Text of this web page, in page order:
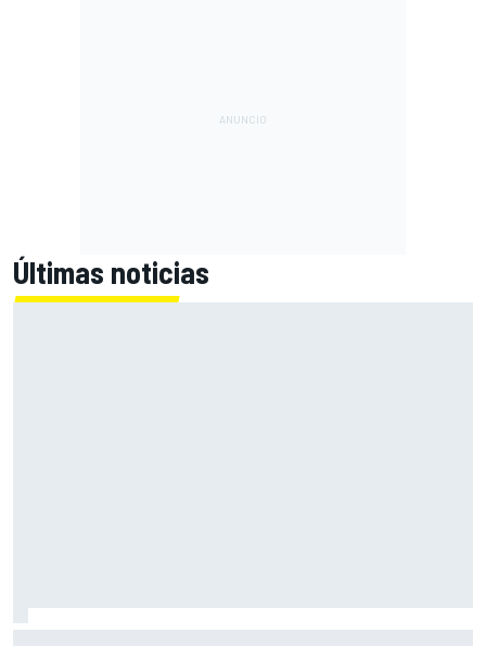
Últimas noticias